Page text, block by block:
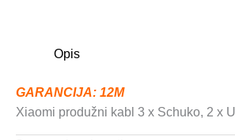
Opis
GARANCIJA: 12M
Xiaomi produžni kabl 3 x Schuko, 2 x